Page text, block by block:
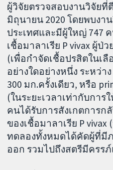
ผู้วิจัยตรวจสอบงานวิจัย
มิถุนายน 2020 โดยพบงา
ประเทศและมีผู้ใหญ่ 747
เชื้อมาลาเรีย P vivax ผู้ป่
(เพื่อกำจัดเชื้อปรสิตในเ
อย่างใดอย่างหนึ่ง ระหว่า
300 มก.ครั้งเดียว, หรือ
(ในระยะเวลาเท่ากับการ
คนได้รับการสังเกตการก
ของเชื้อมาลาเรีย P
ทดลองทั้งหมดได้คัดผู้ที่มีภ
ออก รวมไปถึงสตรีมีครรภ์